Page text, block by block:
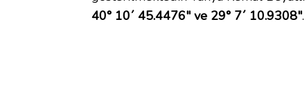
40° 10´ 45.4476" ve 29° 7´ 10.9308".